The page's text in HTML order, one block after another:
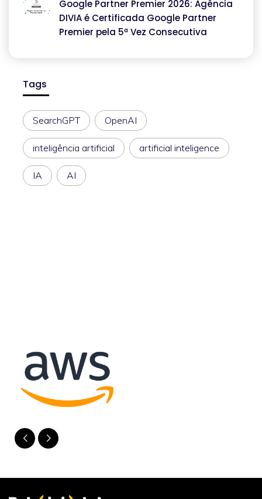
Google Partner Premier 2026: Agência
DIVIA é Certificada Google Partner
Premier pela 5ª Vez Consecutiva
Tags
SearchGPT OpenAI
inteligência artificial artificial inteligence
IA AI